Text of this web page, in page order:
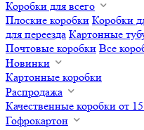
Коробки для всего
Плоские коробки Коробки
для переезда Картонные
Почтовые коробки Все
Новинки
Картонные коробки
Распродажа
Качественные коробки от
Гофрокартон